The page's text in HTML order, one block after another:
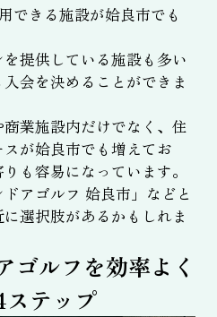
できる施設が姶良市でも
提供している施設も多い
会を決めることができま
業施設内だけでなく、住
が姶良市でも増えてお
も容易になっています。
アゴルフ 姶良市」などと
選択肢があるかもしれま
ゴルフを効率よく
テップ